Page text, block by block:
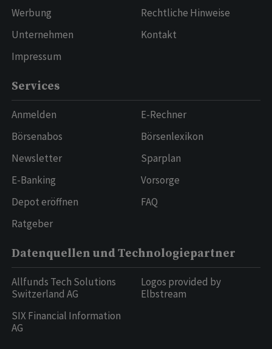
Werbung
Unternehmen
Impressum
Rechtliche Hinweise
Kontakt
Services
Anmelden
Börsenabos
Newsletter
E-Banking
Depot eröffnen
Ratgeber
E-Rechner
Börsenlexikon
Sparplan
Vorsorge
FAQ
Datenquellen und Technologiepartner
Allfunds Tech Solutions
Switzerland AG
SIX Financial Information
AG
Logos provided by
Elbstream